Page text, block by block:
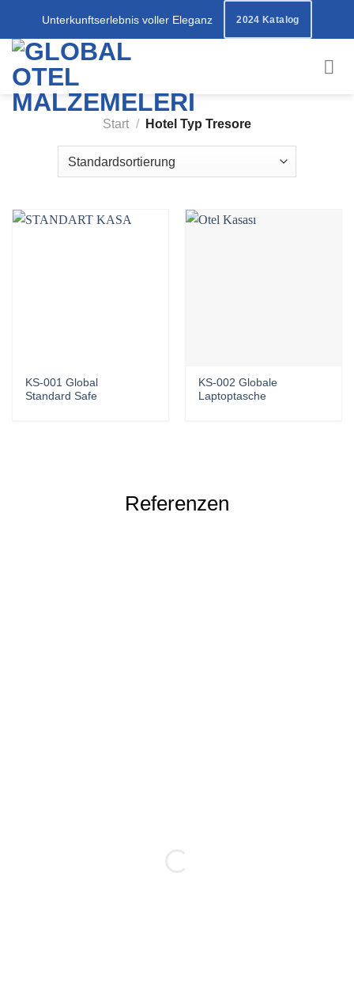
springen
Unterkunftserlebnis voller Eleganz 2024 Katalog
Start / Hotel Typ Tresore
KS-001 Global
Standard Safe
KS-002 Globale
Laptoptasche
Referenzen